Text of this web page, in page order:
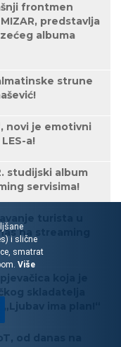
frontmen
predstavlja
albuma
strune
novi je emotivni
a!
studijski album
servisima!
turista u
na streaming
koja je
skladatelja
ima plan!“
od danas na
i slične
smatrat
Više